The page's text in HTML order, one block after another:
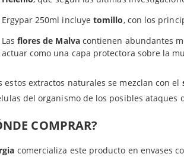
Ergypar 250ml incluyetomillo, con los
Las flores de Malvacontienen abundantes
actuar como una capa protectora sobre la
estos extractos naturales se mezclan con el
del organismo de los posibles ataques
COMPRAR?
comercializa este producto en envases
Productos
otros